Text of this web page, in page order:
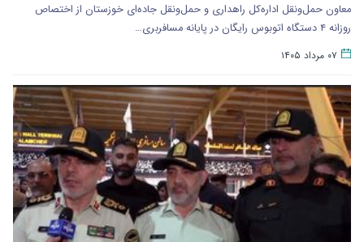
معاون حمل‌ونقل اداره‌کل راهداری و حمل‌ونقل جاده‌ای خوزستان از اختصاص
روزانه ۴ دستگاه اتوبوس رایگان در پایانه مسافربری…
۰۷ مرداد ۱۴۰۵